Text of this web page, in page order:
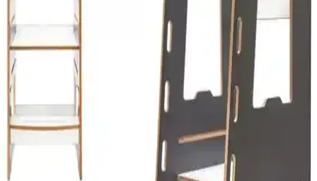
Okyanus Yayınları 8. Sınıf Master Paragraf Soru
Bankası Eğitim Kaynağı
Okyanus Yayınları'nın 8. sınıf master paragraf soru bankası,
kapsamlı içeriğiyle öğrencilerin sınavlara etkili hazırlık yapmasını
sağlar, pratik ve konu özetli yapısıyla öğrenmeyi kolaylaştırır.
Arıtime ve Yılzlar Onluk Taban Blokları
Karşılaştırması: Hangi Ürün Öğrenmeyi Destekler
İki popüler onluk taban bloklarını detaylı karşılaştırıyoruz. Arıtime
ve Yılzlar ürünlerinin özellikleri, kullanıcı yorumları ve eğitimdeki
kullanımıyla ilgili önemli noktaları öğrenin.